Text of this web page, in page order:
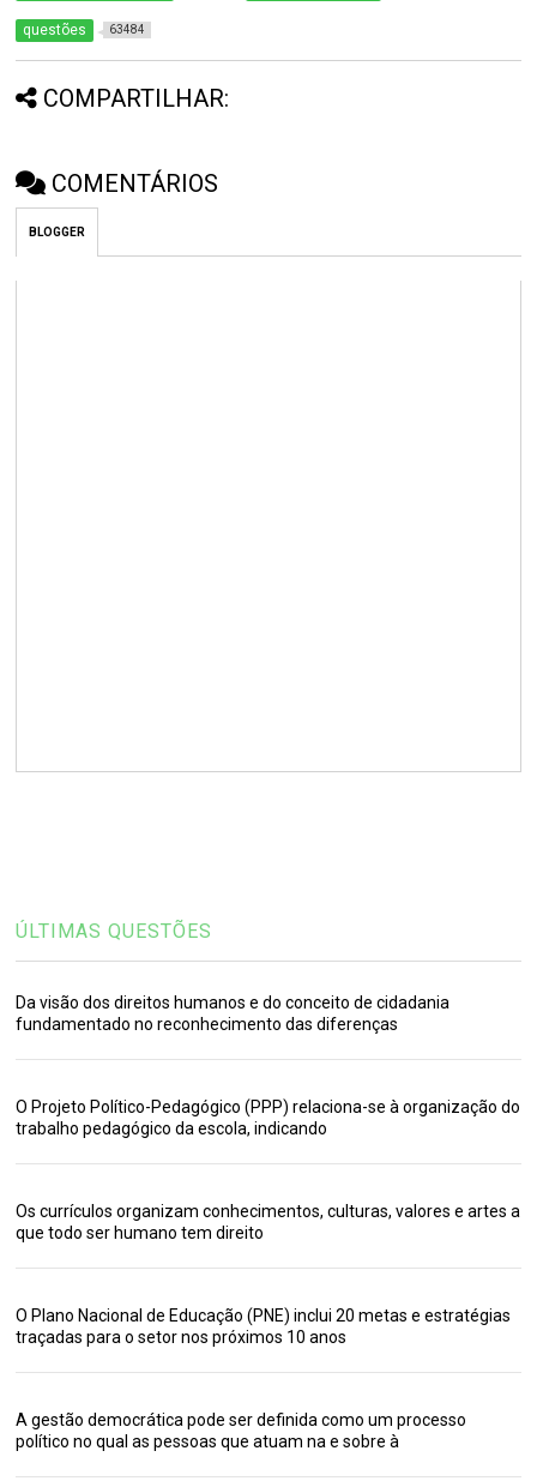
questões 63484
COMPARTILHAR:
COMENTÁRIOS
BLOGGER
ÚLTIMAS QUESTÕES
Da visão dos direitos humanos e do conceito de cidadania
fundamentado no reconhecimento das diferenças
O Projeto Político-Pedagógico (PPP) relaciona-se à organização do
trabalho pedagógico da escola, indicando
Os currículos organizam conhecimentos, culturas, valores e artes a
que todo ser humano tem direito
O Plano Nacional de Educação (PNE) inclui 20 metas e estratégias
traçadas para o setor nos próximos 10 anos
A gestão democrática pode ser definida como um processo
político no qual as pessoas que atuam na e sobre à